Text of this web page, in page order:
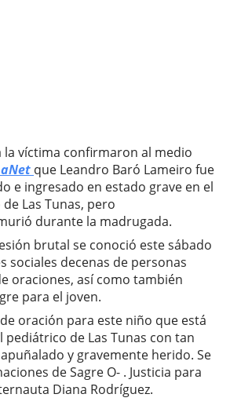
la víctima confirmaron al medio
que Leandro Baró Lameiro fue
e ingresado en estado grave en el
Las Tunas, pero
durante la madrugada.
brutal se conoció este sábado
sociales decenas de personas
oraciones, así como también
para el joven.
oración para este niño que está
pediátrico de Las Tunas con tan
y gravemente herido. Se
de Sagre O- . Justicia para
Diana Rodríguez.